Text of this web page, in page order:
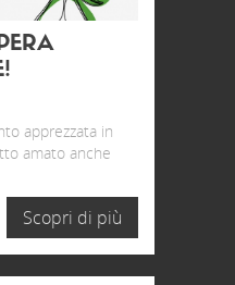
apprezzata in
amato anche
Scopri di più